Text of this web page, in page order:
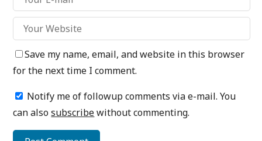
Save my name, email, and website in this browser
for the next time I comment.
Notify me of followup comments via e-mail. You
can alsosubscribewithout commenting.